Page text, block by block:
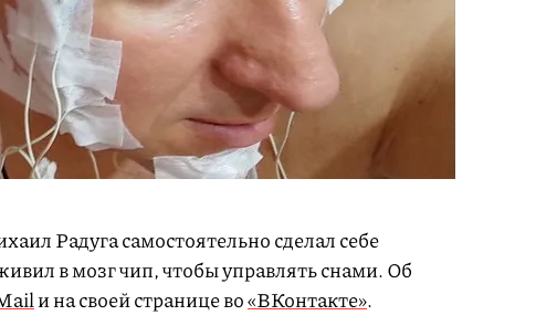
Радуга самостоятельно сделал себе
в мозг чип, чтобы управлять снами. Об
и на своей странице во«ВКонтакте».